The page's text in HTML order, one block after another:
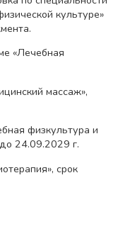
культуре»
«Лечебная
массаж»,
физкультура и
24.09.2029 г.
срок